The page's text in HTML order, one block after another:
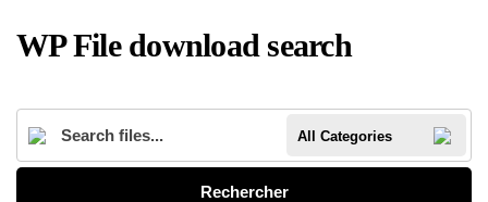
WP File download search
All Categories
Rechercher